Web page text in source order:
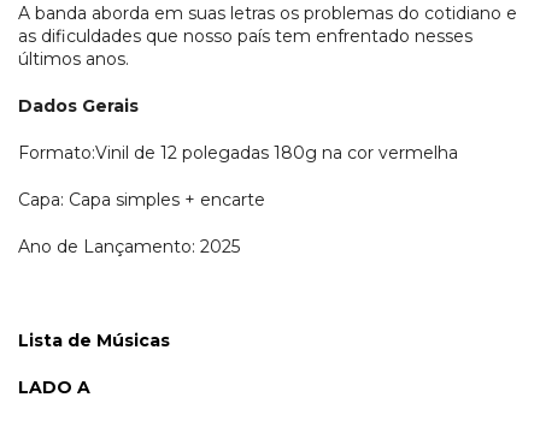
A banda aborda em suas letras os problemas do cotidiano e
as dificuldades que nosso país tem enfrentado nesses
últimos anos.
Dados Gerais
Formato:Vinil de 12 polegadas 180g na cor vermelha
Capa: Capa simples + encarte
Ano de Lançamento: 2025
Lista de Músicas
LADO A